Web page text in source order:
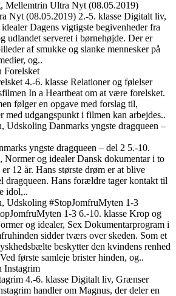
Mellemtrin Ultra Nyt (08.05.2019)
Nyt (08.05.2019) 2.-5. klasse Digitalt liv,
Dagens vigtigste begivenheder fra
udlandet serveret i børnehøjde. Der er
af smukke og slanke mennesker på
og..
Forelsket
4.-6. klasse Relationer og følelser
In a Heartbeat om at være forelsket.
følger en opgave med forslag til,
med udgangspunkt i filmen kan arbejdes..
Udskoling Danmarks yngste dragqueen –
yngste dragqueen – del 2 5.-10.
Normer og idealer Dansk dokumentar i to
er 12 år. Hans største drøm er at blive
dragqueen. Hans forældre tager kontakt til
idol,..
Udskoling #StopJomfruMyten 1-3
1-3 6.-10. klasse Krop og
og idealer, Sex Dokumentarprogram i
sidder tværs over skeden. Som et
beskytter den kvindens renhed
første samleje brister hinden, og..
Instagrim
4.-6. klasse Digitalt liv, Grænser
handler om Magnus, der deler en